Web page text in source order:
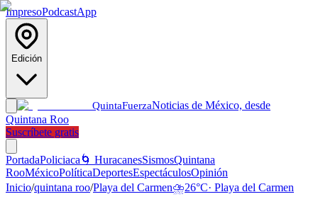
ImpresoPodcastApp
Edición
QuintaFuerzaNoticias de México, desde
Quintana Roo
Suscríbete gratis
PortadaPoliciaca 🌀 HuracanesSismosQuintana
RooMéxicoPolíticaDeportesEspectáculosOpinión
Inicio/quintana roo/Playa del Carmen⛈️26°C· Playa del Carmen